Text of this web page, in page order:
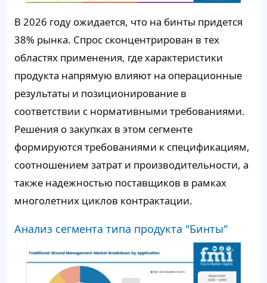
В 2026 году ожидается, что на бинты придется
38% рынка. Спрос сконцентрирован в тех
областях применения, где характеристики
продукта напрямую влияют на операционные
результаты и позиционирование в
соответствии с нормативными требованиями.
Решения о закупках в этом сегменте
формируются требованиями к спецификациям,
соотношением затрат и производительности, а
также надежностью поставщиков в рамках
многолетних циклов контрактации.
Анализ сегмента типа продукта "Бинты"